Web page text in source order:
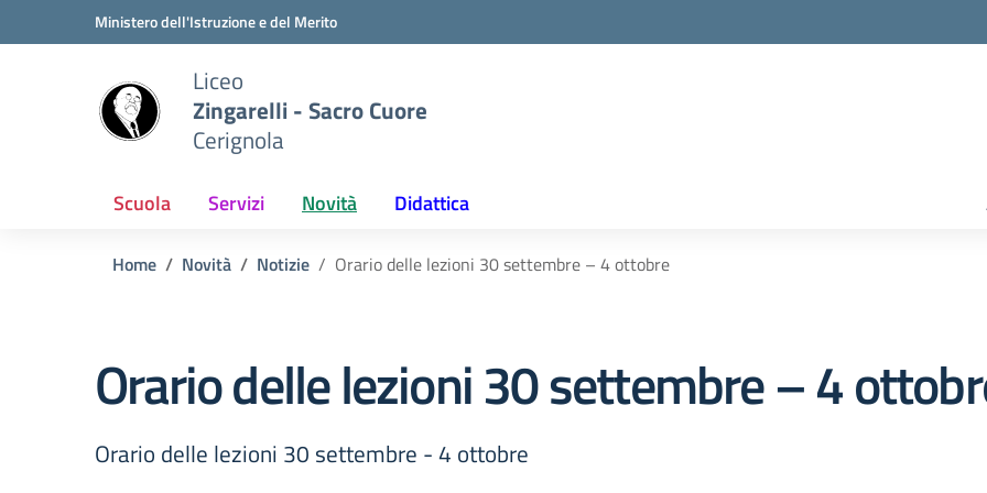
Vai ai contenuti
Vai al menu di navigazioneMinistero dell'Istruzione e del Merito
Liceo
Zingarelli - Sacro Cuore
Cerignola
Scuola Servizi Novità Didattica
Home Novità Notizie Orario delle lezioni 30 settembre – 4 ottobre
Orario delle lezioni 30 settembre – 4
Orario delle lezioni 30 settembre - 4 ottobre